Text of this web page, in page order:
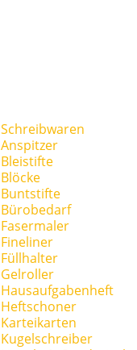
Schreibwaren
Anspitzer
Bleistifte
Blöcke
Buntstifte
Bürobedarf
Fasermaler
Fineliner
Füllhalter
Gelroller
Hausaufgabenheft
Heftschoner
Karteikarten
Kugelschreiber